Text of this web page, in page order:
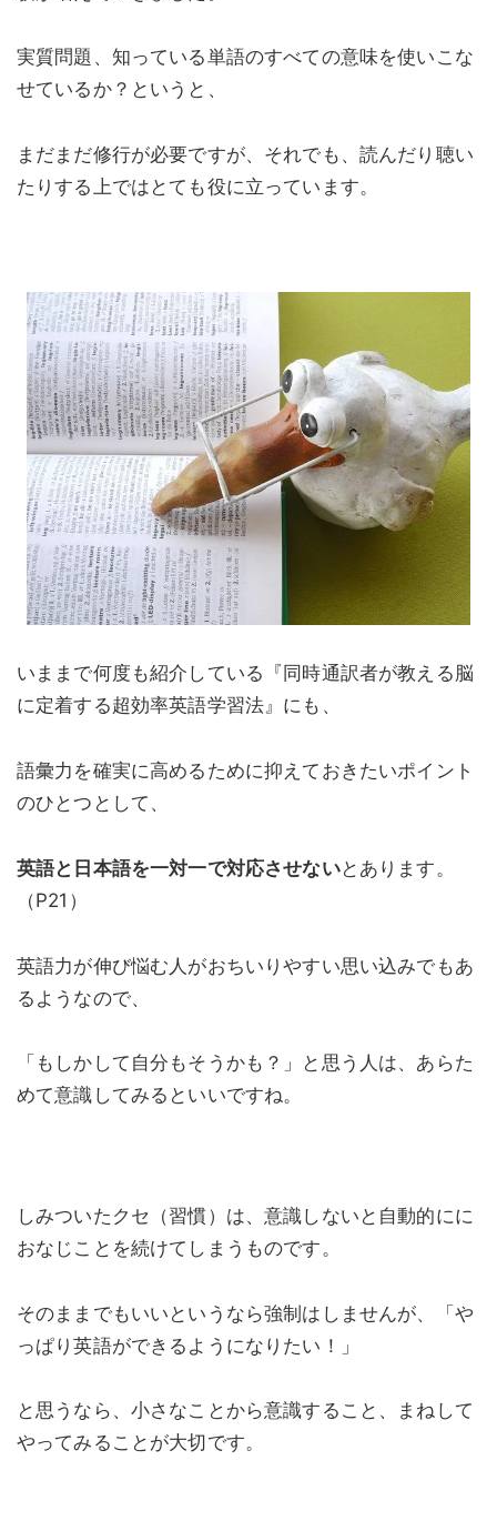
実質問題、知っている単語のすべての意味を使いこな
せているか？というと、
まだまだ修行が必要ですが、それでも、読んだり聴い
たりする上ではとても役に立っています。
いままで何度も紹介している『同時通訳者が教える脳
に定着する超効率英語学習法』にも、
語彙力を確実に高めるために抑えておきたいポイント
のひとつとして、
英語と日本語を一対一で対応させないとあります。
（P21）
英語力が伸び悩む人がおちいりやすい思い込みでもあ
るようなので、
「もしかして自分もそうかも？」と思う人は、あらた
めて意識してみるといいですね。
しみついたクセ（習慣）は、意識しないと自動的にに
おなじことを続けてしまうものです。
そのままでもいいというなら強制はしませんが、「や
っぱり英語ができるようになりたい！」
と思うなら、小さなことから意識すること、まねして
やってみることが大切です。